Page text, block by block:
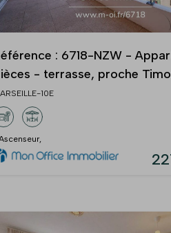
: 6718-NZW -
- terrasse, proche
10E